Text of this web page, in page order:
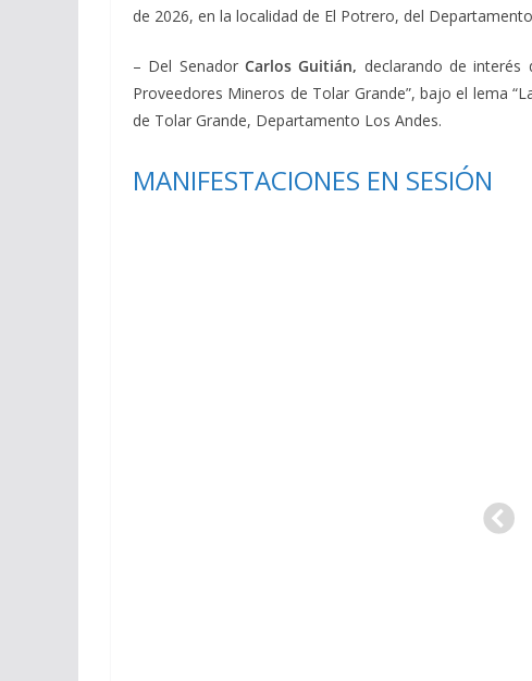
de 2026, en la localidad de El Potrero, del
– Del Senador Carlos Guitián, declarando de interés
Proveedores Mineros de Tolar Grande”, bajo el lema
de Tolar Grande, Departamento Los Andes.
MANIFESTACIONES EN SESIÓN